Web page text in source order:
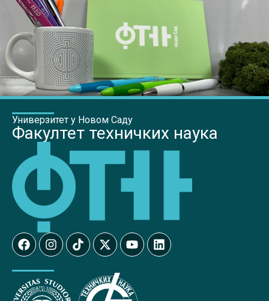
Универзитет у Новом Саду
Факултет техничких наука